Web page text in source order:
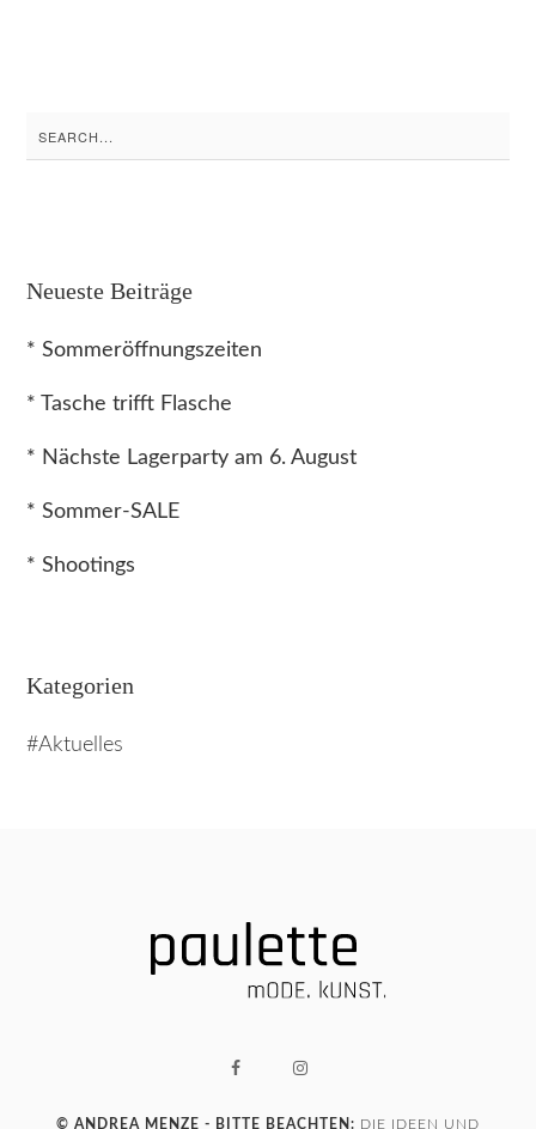
Search
for:
Neueste Beiträge
* Sommeröffnungszeiten
* Tasche trifft Flasche
* Nächste Lagerparty am 6. August
* Sommer-SALE
* Shootings
Kategorien
Aktuelles
© ANDREA MENZE - BITTE BEACHTEN: DIE IDEEN UND